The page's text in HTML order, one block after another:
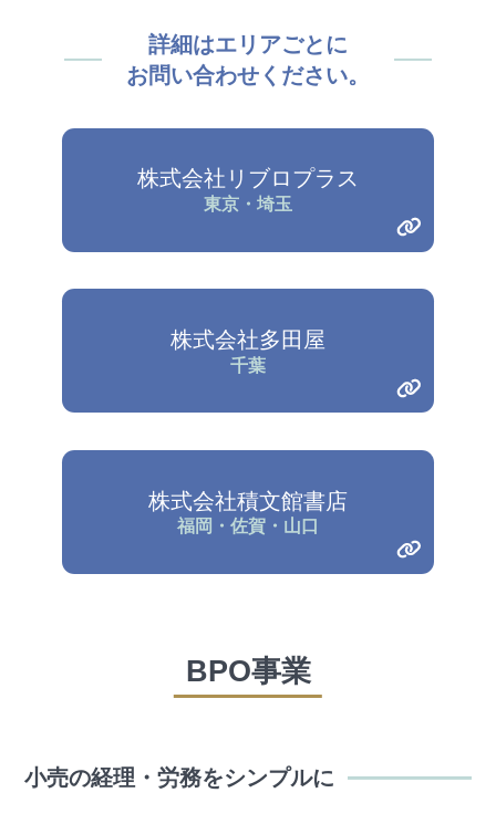
詳細はエリアごとに
お問い合わせください。
株式会社リブロプラス
東京・埼玉
株式会社多田屋
千葉
株式会社積文館書店
福岡・佐賀・山口
BPO事業
小売の経理・労務をシンプルに